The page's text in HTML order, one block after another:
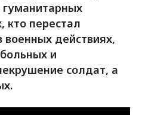
гуманитарных
кто перестал
военных действиях,
и
солдат, а